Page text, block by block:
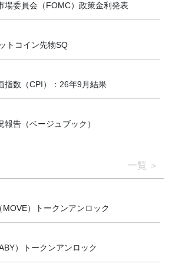
場委員会（FOMC）政策金利発表
トコイン先物SQ
指数（CPI）：26年9月結果
報告（ベージュブック）
一覧
）トークンアンロック
）トークンアンロック